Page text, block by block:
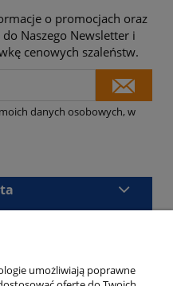
o promocjach oraz
Naszego Newsletter i
cenowych szaleństw.
danych osobowych, w
umożliwiają poprawne